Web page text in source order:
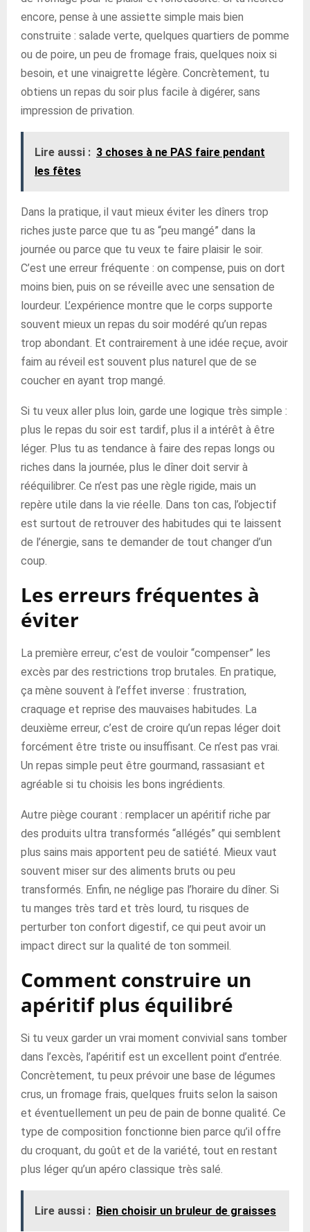
encore, pense à une assiette simple mais bien
construite : salade verte, quelques quartiers de pomme
ou de poire, un peu de fromage frais, quelques noix si
besoin, et une vinaigrette légère. Concrètement, tu
obtiens un repas du soir plus facile à digérer, sans
impression de privation.
Lire aussi : 3 choses à ne PAS faire pendant
les fêtes
Dans la pratique, il vaut mieux éviter les dîners trop
riches juste parce que tu as “peu mangé” dans la
journée ou parce que tu veux te faire plaisir le soir.
C’est une erreur fréquente : on compense, puis on dort
moins bien, puis on se réveille avec une sensation de
lourdeur. L’expérience montre que le corps supporte
souvent mieux un repas du soir modéré qu’un repas
trop abondant. Et contrairement à une idée reçue, avoir
faim au réveil est souvent plus naturel que de se
coucher en ayant trop mangé.
Si tu veux aller plus loin, garde une logique très simple :
plus le repas du soir est tardif, plus il a intérêt à être
léger. Plus tu as tendance à faire des repas longs ou
riches dans la journée, plus le dîner doit servir à
rééquilibrer. Ce n’est pas une règle rigide, mais un
repère utile dans la vie réelle. Dans ton cas, l’objectif
est surtout de retrouver des habitudes qui te laissent
de l’énergie, sans te demander de tout changer d’un
coup.
Les erreurs fréquentes à
éviter
La première erreur, c’est de vouloir “compenser” les
excès par des restrictions trop brutales. En pratique,
ça mène souvent à l’effet inverse : frustration,
craquage et reprise des mauvaises habitudes. La
deuxième erreur, c’est de croire qu’un repas léger doit
forcément être triste ou insuffisant. Ce n’est pas vrai.
Un repas simple peut être gourmand, rassasiant et
agréable si tu choisis les bons ingrédients.
Autre piège courant : remplacer un apéritif riche par
des produits ultra transformés “allégés” qui semblent
plus sains mais apportent peu de satiété. Mieux vaut
souvent miser sur des aliments bruts ou peu
transformés. Enfin, ne néglige pas l’horaire du dîner. Si
tu manges très tard et très lourd, tu risques de
perturber ton confort digestif, ce qui peut avoir un
impact direct sur la qualité de ton sommeil.
Comment construire un
apéritif plus équilibré
Si tu veux garder un vrai moment convivial sans tomber
dans l’excès, l’apéritif est un excellent point d’entrée.
Concrètement, tu peux prévoir une base de légumes
crus, un fromage frais, quelques fruits selon la saison
et éventuellement un peu de pain de bonne qualité. Ce
type de composition fonctionne bien parce qu’il offre
du croquant, du goût et de la variété, tout en restant
plus léger qu’un apéro classique très salé.
Lire aussi : Bien choisir un bruleur de graisses